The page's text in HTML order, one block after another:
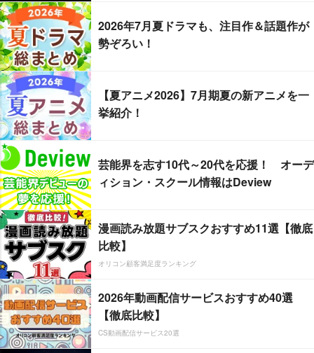
2026年7月夏ドラマも、注目作＆話題作が
勢ぞろい！
【夏アニメ2026】7月期夏の新アニメを一
挙紹介！
芸能界を志す10代～20代を応援！ オーデ
ィション・スクール情報はDeview
漫画読み放題サブスクおすすめ11選【徹底
比較】
オリコン顧客満足度ランキング
2026年動画配信サービスおすすめ40選
【徹底比較】
CS動画配信サービス20選